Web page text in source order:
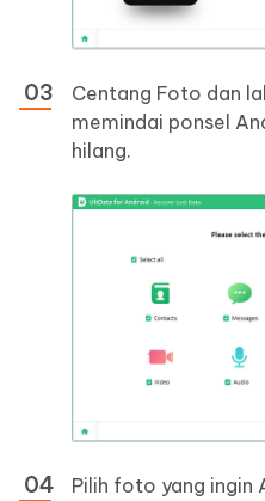
Centang Foto dan
memindai ponsel
hilang.
Pilih foto yang ingin